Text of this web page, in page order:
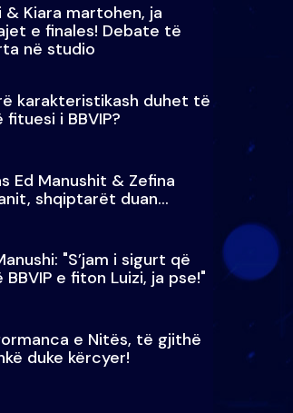
& Kiara martohen, ja
e finales! Debate të
në studio
karakteristikash duhet të
fituesi i BBVIP?
Ed Manushit & Zefina
shqiptarët duan...
"S’jam i sigurt që
BBVIP e fiton Luizi, ja pse!"
e Nitës, të gjithë
duke kërcyer!